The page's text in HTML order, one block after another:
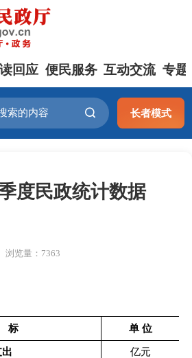
回应 便民服务 互动交流 专题
长者模式
度民政统计数据
浏览量：7363
标
单 位
亿元